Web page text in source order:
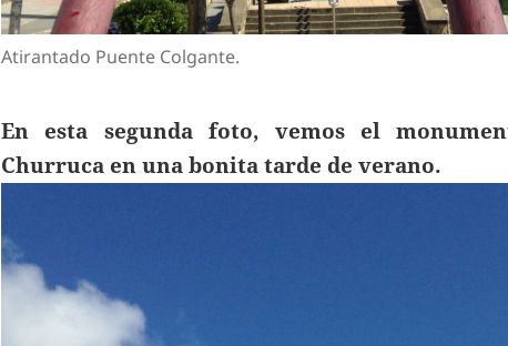
Atirantado Puente Colgante.
En esta segundafoto, vemos el
Churruca en una bonita tarde de verano.